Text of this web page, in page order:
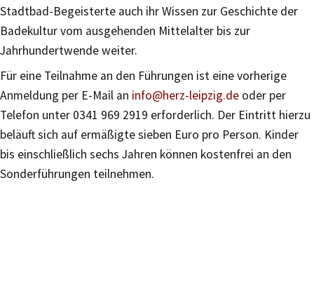
Stadtbad-Begeisterte auch ihr Wissen zur Geschichte der
Badekultur vom ausgehenden Mittelalter bis zur
Jahrhundertwende weiter.
Für eine Teilnahme an den Führungen ist eine vorherige
Anmeldung per E-Mail an info@herz-leipzig.de oder per
Telefon unter 0341 969 2919 erforderlich. Der Eintritt hierzu
beläuft sich auf ermäßigte sieben Euro pro Person. Kinder
bis einschließlich sechs Jahren können kostenfrei an den
Sonderführungen teilnehmen.